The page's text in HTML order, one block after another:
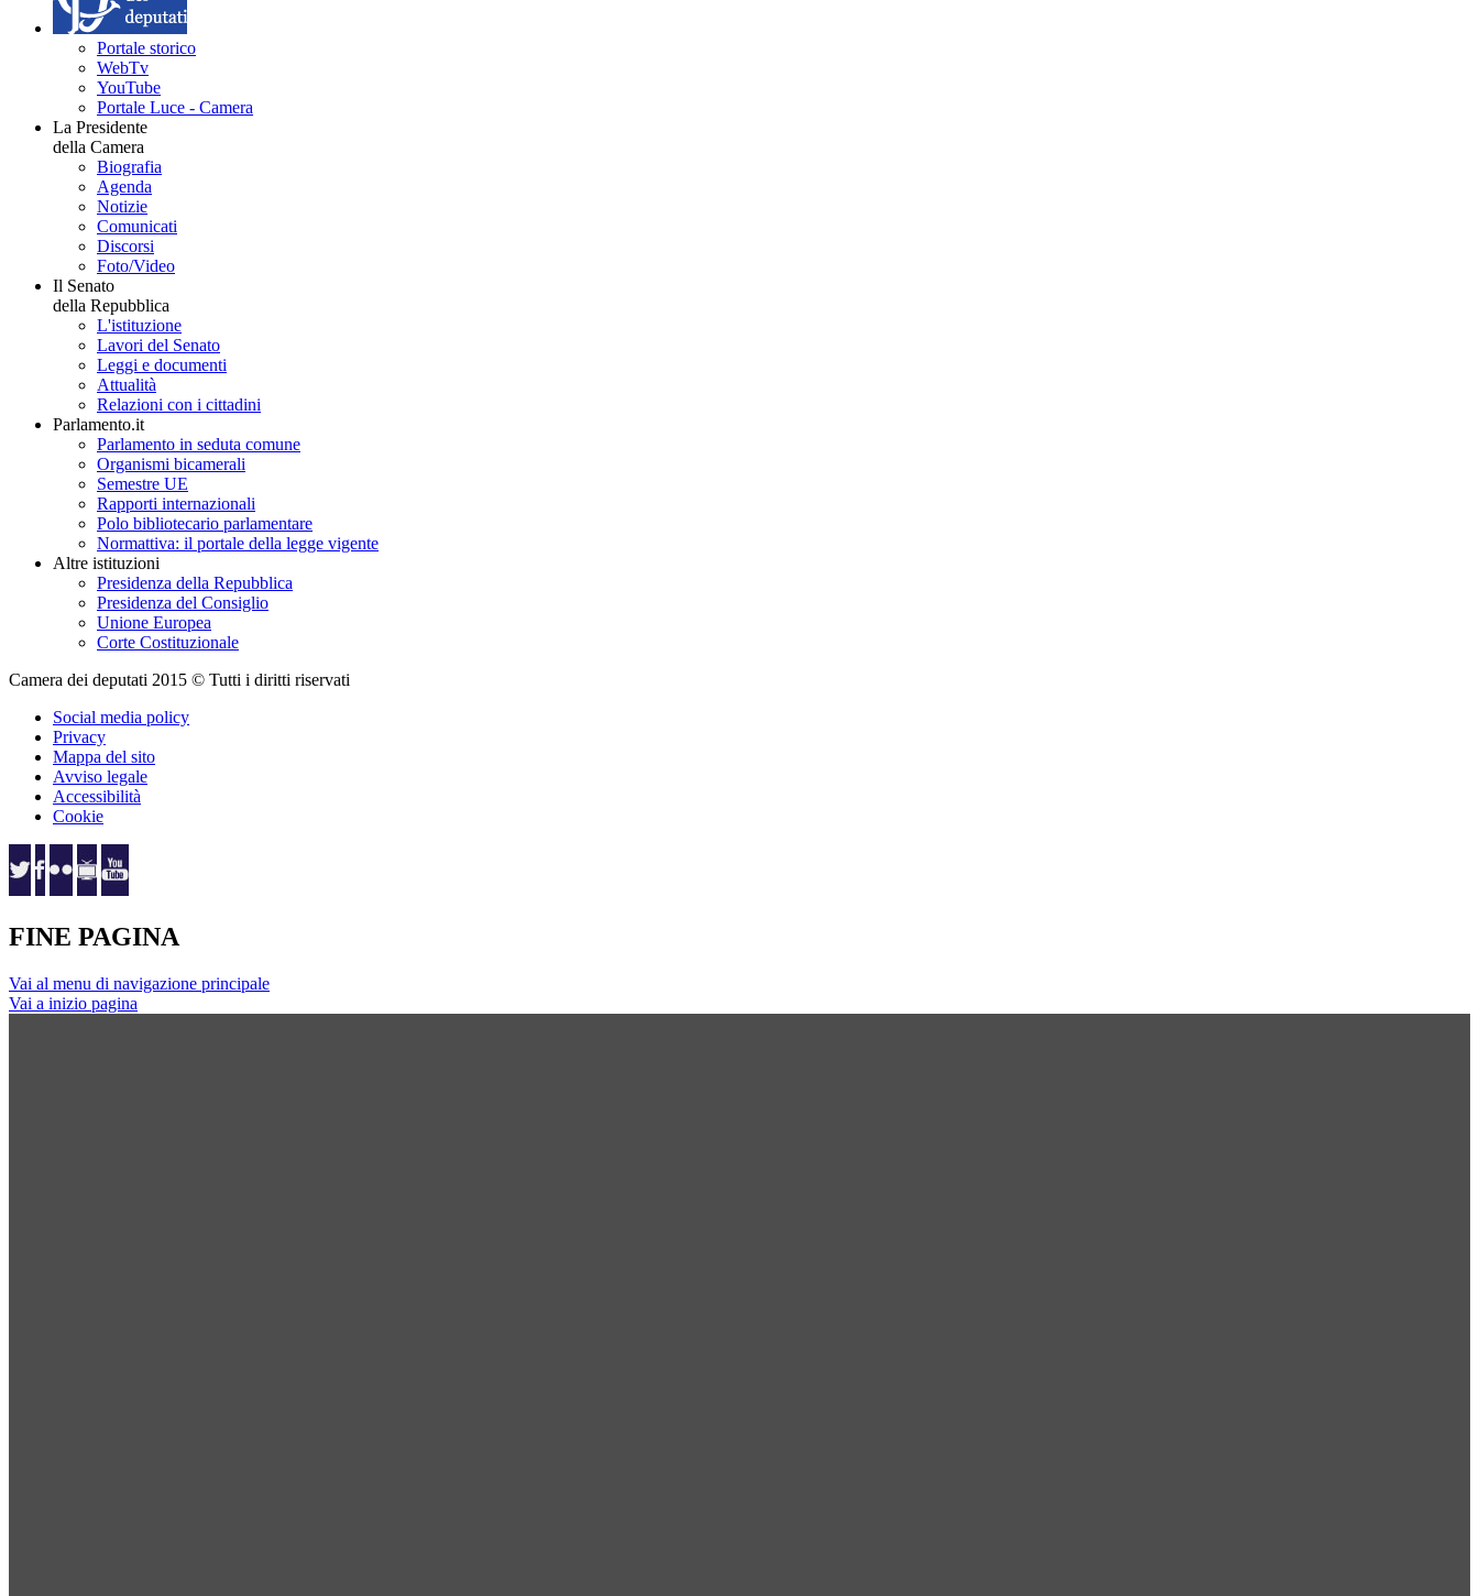
Portale storico
WebTv
YouTube
Portale Luce - Camera
La Presidente
della Camera
Biografia
Agenda
Notizie
Comunicati
Discorsi
Foto/Video
Il Senato
della Repubblica
L'istituzione
Lavori del Senato
Leggi e documenti
Attualità
Relazioni con i cittadini
Parlamento.it
Parlamento in seduta comune
Organismi bicamerali
Semestre UE
Rapporti internazionali
Polo bibliotecario parlamentare
Normattiva: il portale della legge vigente
Altre istituzioni
Presidenza della Repubblica
Presidenza del Consiglio
Unione Europea
Corte Costituzionale
Camera dei deputati 2015 © Tutti i diritti riservati
Social media policy
Privacy
Mappa del sito
Avviso legale
Accessibilità
Cookie
FINE PAGINA
Vai al menu di navigazione principale
Vai a inizio pagina